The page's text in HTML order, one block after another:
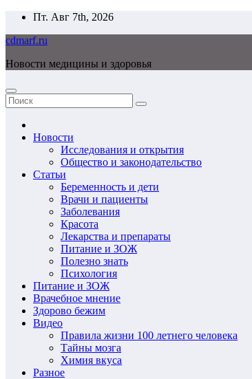
Перейти
содержимому
Пт. Авг 7th, 2026
cdmarf.ru
Новости медицины и здоровья
Новости
Исследования и открытия
Общество и законодательство
Статьи
Беременность и дети
Врачи и пациенты
Заболевания
Красота
Лекарства и препараты
Питание и ЗОЖ
Полезно знать
Психология
Питание и ЗОЖ
Врачебное мнение
Здорово бежим
Видео
Правила жизни 100 летнего человека
Тайны мозга
Химия вкуса
Разное